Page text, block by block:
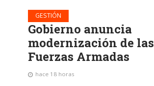
GESTIÓN
Gobierno anuncia
modernización de las
Fuerzas Armadas
hace 18 horas